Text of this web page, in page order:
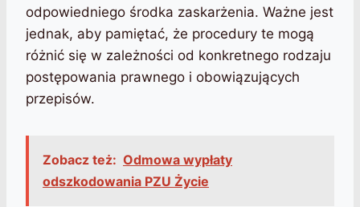
odpowiedniego środka zaskarżenia. Ważne jest
jednak, aby pamiętać, że procedury te mogą
różnić się w zależności od konkretnego rodzaju
postępowania prawnego i obowiązujących
przepisów.
Zobacz też: Odmowa wypłaty
odszkodowania PZU Życie